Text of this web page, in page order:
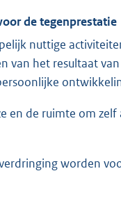
de tegenprestatie
nuttige
van het resultaat
en de ruimte om
worden